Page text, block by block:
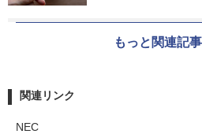
もっと関連記
関連リンク
NEC